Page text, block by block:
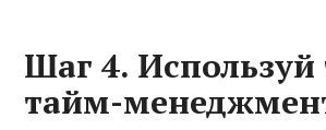
Шаг 4. Используй
тайм-